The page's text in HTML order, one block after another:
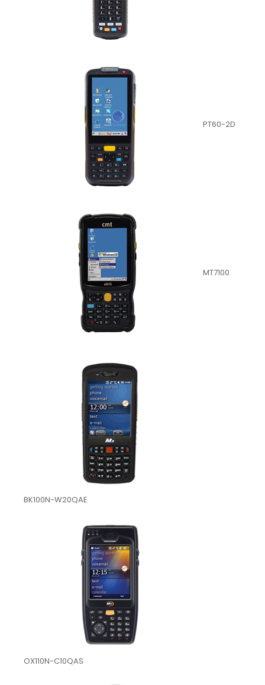
PT60-2D
MT7100
BK100N-W20QAE
OX110N-C10QAS